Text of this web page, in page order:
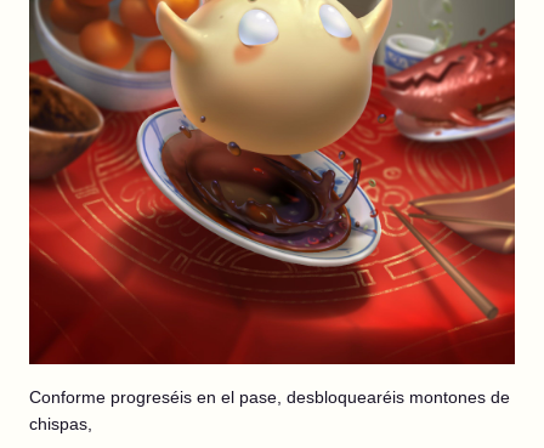
Conforme progreséis en el pase, desbloquearéis montones de
chispas,